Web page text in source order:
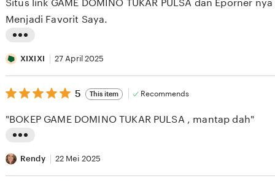
n
g
e
v
i
w
y
A
5
stars
i
s
t
n
r
e
Situs link GAME DOMINO TUKAR PULSA dan Eporner
Menjadi Favorit Saya.
XIXIXI 27 April 2025
5
out
5
stars
5 This item Recommends
i
s
"BOKEP GAME DOMINO TUKAR PULSA , mantap dah"
Rendy 22 Mei 2025